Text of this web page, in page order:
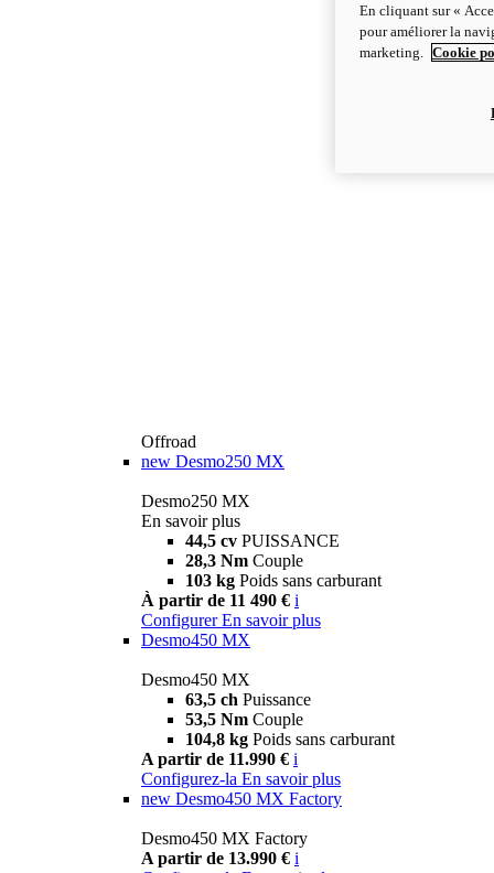
Offroad
new Desmo250 MX
Desmo250 MX
En savoir plus
44,5 cv PUISSANCE
28,3 Nm Couple
103 kg Poids sans carburant
À partir de 11 490 € i
Configurer En savoir plus
Desmo450 MX
Desmo450 MX
63,5 ch Puissance
53,5 Nm Couple
104,8 kg Poids sans carburant
A partir de 11.990 € i
Configurez-la En savoir plus
new Desmo450 MX Factory
Desmo450 MX Factory
A partir de 13.990 € i
En cliquant sur «
pour améliorer la
marketing.
Cookie